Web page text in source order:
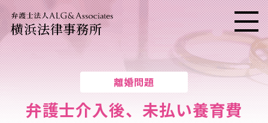
横浜法律事務所 メニ
離婚問題
弁護士介入後、未払い養育費